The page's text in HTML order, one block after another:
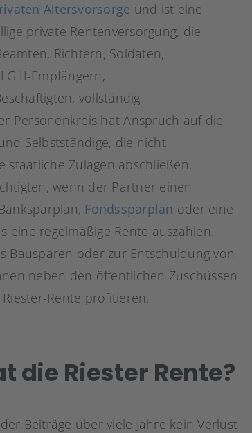
Altersvorsorge und ist eine
private Rentenversorgung, die
Richtern, Soldaten,
II-Empfängern,
vollständig
Personenkreis hat Anspruch auf die
Selbstständige, die nicht
Zulagen abschließen.
wenn der Partner einen
Fondssparplan oder eine
eine regelmäßige Rente auszahlen.
Bausparen oder zur Entschuldung von
neben den öffentlichen Zuschüssen
Rente profitieren.
die Riester Rente?
Beiträge über viele Jahre kein Verlust